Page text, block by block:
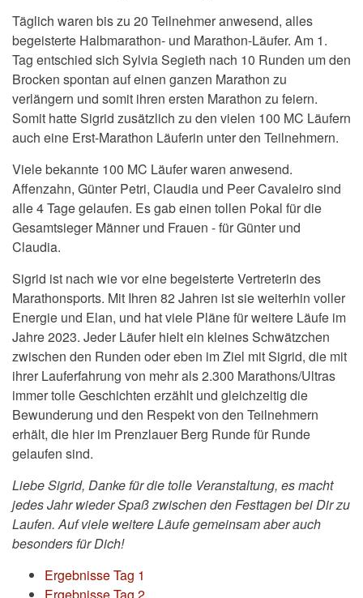
Täglich waren bis zu 20 Teilnehmer anwesend, alles
begeisterte Halbmarathon- und Marathon-Läufer. Am 1.
Tag entschied sich Sylvia Segieth nach 10 Runden um den
Brocken spontan auf einen ganzen Marathon zu
verlängern und somit ihren ersten Marathon zu feiern.
Somit hatte Sigrid zusätzlich zu den vielen 100 MC Läufern
auch eine Erst-Marathon Läuferin unter den Teilnehmern.
Viele bekannte 100 MC Läufer waren anwesend.
Affenzahn, Günter Petri, Claudia und Peer Cavaleiro sind
alle 4 Tage gelaufen. Es gab einen tollen Pokal für die
Gesamtsieger Männer und Frauen - für Günter und
Claudia.
Sigrid ist nach wie vor eine begeisterte Vertreterin des
Marathonsports. Mit Ihren 82 Jahren ist sie weiterhin voller
Energie und Elan, und hat viele Pläne für weitere Läufe im
Jahre 2023. Jeder Läufer hielt ein kleines Schwätzchen
zwischen den Runden oder eben im Ziel mit Sigrid, die mit
ihrer Lauferfahrung von mehr als 2.300 Marathons/Ultras
immer tolle Geschichten erzählt und gleichzeitig die
Bewunderung und den Respekt von den Teilnehmern
erhält, die hier im Prenzlauer Berg Runde für Runde
gelaufen sind.
Liebe Sigrid, Danke für die tolle Veranstaltung, es macht
jedes Jahr wieder Spaß zwischen den Festtagen bei Dir zu
Laufen. Auf viele weitere Läufe gemeinsam aber auch
besonders für Dich!
Ergebnisse Tag 1